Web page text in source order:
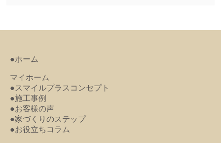
●ホーム
マイホーム
●スマイルプラスコンセプト
●施工事例
●お客様の声
●家づくりのステップ
●お役立ちコラム